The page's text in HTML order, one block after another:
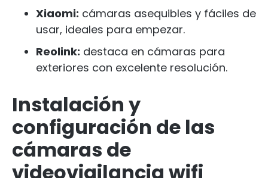
Xiaomi: cámaras asequibles y fáciles de
usar, ideales para empezar.
Reolink: destaca en cámaras para
exteriores con excelente resolución.
Instalación y
configuración de las
cámaras de
videovigilancia wifi